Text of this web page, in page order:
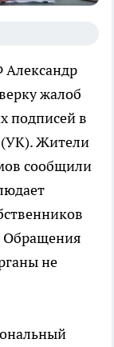
Александр
жалоб
подписей в
Жители
сообщили
Обращения
не